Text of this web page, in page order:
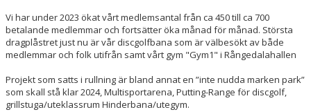
Vi har under 2023 ökat vårt medlemsantal från ca 450 till ca 700
betalande medlemmar och fortsätter öka månad för månad. Största
dragplåstret just nu är vår discgolfbana som är välbesökt av både
medlemmar och folk utifrån samt vårt gym "Gym1" i Rångedalahallen
Projekt som satts i rullning är bland annat en ”inte nudda marken park”
som skall stå klar 2024, Multisportarena, Putting-Range för discgolf,
grillstuga/uteklassrum Hinderbana/utegym.